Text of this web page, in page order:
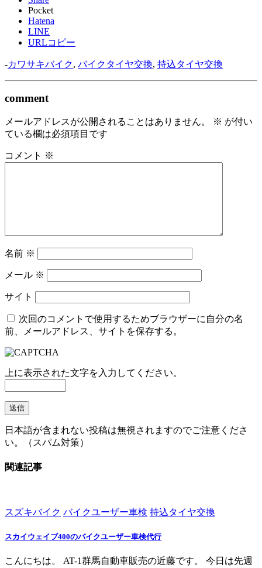
Pocket
Hatena
LINE
URLコピー
-カワサキバイク, バイクタイヤ交換, 持込タイヤ交換
comment
メールアドレスが公開されることはありません。 ※ が付い
ている欄は必須項目です
コメント ※
名前 ※
メール ※
サイト
次回のコメントで使用するためブラウザーに自分の名
前、メールアドレス、サイトを保存する。
上に表示された文字を入力してください。
日本語が含まれない投稿は無視されますのでご注意くださ
い。（スパム対策）
関連記事
スズキバイク バイクユーザー車検 持込タイヤ交換
スカイウェイブ400のバイクユーザー車検代行
こんにちは。 AT-1群馬自動車販売の近藤です。 今日は先週